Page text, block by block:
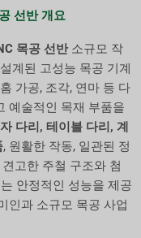
선반 개요
목공 선반소규모 작
계된 고성능 목공 기계
가공, 조각, 연마 등 다
예술적인 목재 부품을
다리, 테이블 다리, 계
, 원활한 작동, 일관된 정
고한 주철 구조와 첨
안정적인 성능을 제공
인과 소규모 목공 사업